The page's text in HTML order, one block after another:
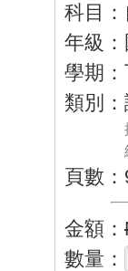
科目
年級
學期
類別
頁數
金額：
數量：